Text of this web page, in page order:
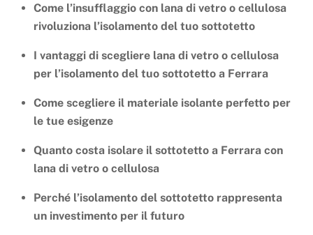
Come l’insufflaggio con lana di vetro o cellulosa
rivoluziona l’isolamento del tuo sottotetto
I vantaggi di scegliere lana di vetro o cellulosa
per l’isolamento del tuo sottotetto a Ferrara
Come scegliere il materiale isolante perfetto per
le tue esigenze
Quanto costa isolare il sottotetto a Ferrara con
lana di vetro o cellulosa
Perché l’isolamento del sottotetto rappresenta
un investimento per il futuro